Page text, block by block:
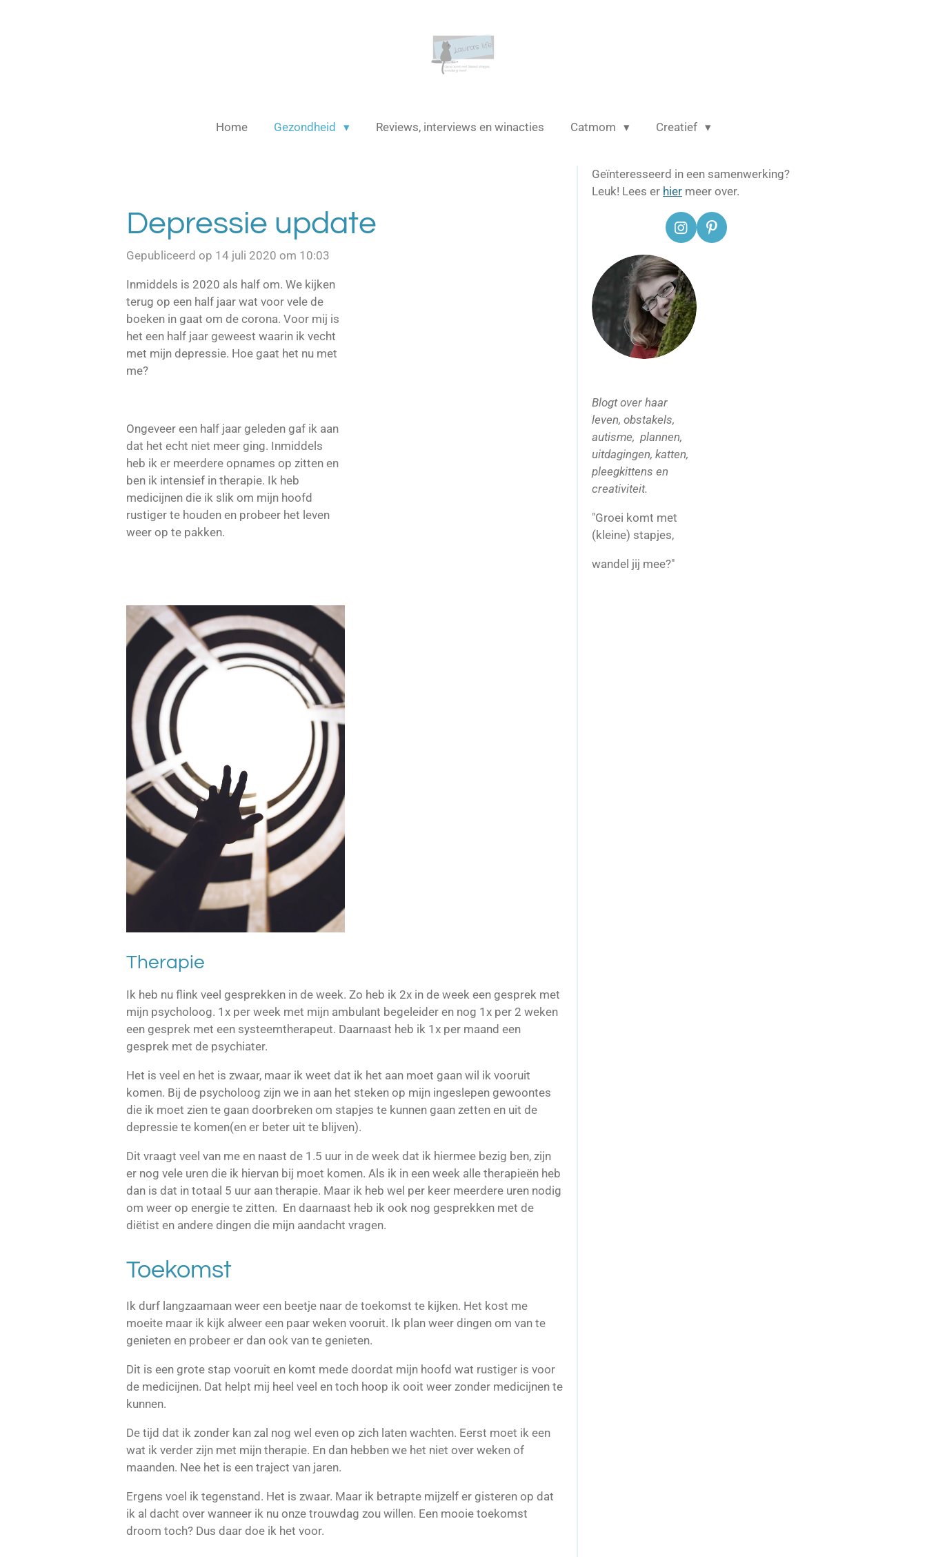
Home Gezondheid Reviews, interviews en winacties Catmom Creatief
Depressie update
Gepubliceerd op 14 juli 2020 om 10:03
Inmiddels is 2020 als half om. We kijken
terug op een half jaar wat voor vele de
boeken in gaat om de corona. Voor mij is
het een half jaar geweest waarin ik vecht
met mijn depressie. Hoe gaat het nu met
me?
Ongeveer een half jaar geleden gaf ik aan
dat het echt niet meer ging. Inmiddels
heb ik er meerdere opnames op zitten en
ben ik intensief in therapie. Ik heb
medicijnen die ik slik om mijn hoofd
rustiger te houden en probeer het leven
weer op te pakken.
Therapie
Ik heb nu flink veel gesprekken in de week. Zo heb ik 2x in de week een gesprek met
mijn psycholoog. 1x per week met mijn ambulant begeleider en nog 1x per 2 weken
een gesprek met een systeemtherapeut. Daarnaast heb ik 1x per maand een
gesprek met de psychiater.
Het is veel en het is zwaar, maar ik weet dat ik het aan moet gaan wil ik vooruit
komen. Bij de psycholoog zijn we in aan het steken op mijn ingeslepen gewoontes
die ik moet zien te gaan doorbreken om stapjes te kunnen gaan zetten en uit de
depressie te komen(en er beter uit te blijven).
Dit vraagt veel van me en naast de 1.5 uur in de week dat ik hiermee bezig ben, zijn
er nog vele uren die ik hiervan bij moet komen. Als ik in een week alle therapieën heb
dan is dat in totaal 5 uur aan therapie. Maar ik heb wel per keer meerdere uren nodig
om weer op energie te zitten. En daarnaast heb ik ook nog gesprekken met de
diëtist en andere dingen die mijn aandacht vragen.
Toekomst
Ik durf langzaamaan weer een beetje naar de toekomst te kijken. Het kost me
moeite maar ik kijk alweer een paar weken vooruit. Ik plan weer dingen om van te
genieten en probeer er dan ook van te genieten.
Dit is een grote stap vooruit en komt mede doordat mijn hoofd wat rustiger is voor
de medicijnen. Dat helpt mij heel veel en toch hoop ik ooit weer zonder medicijnen te
kunnen.
De tijd dat ik zonder kan zal nog wel even op zich laten wachten. Eerst moet ik een
wat ik verder zijn met mijn therapie. En dan hebben we het niet over weken of
maanden. Nee het is een traject van jaren.
Ergens voel ik tegenstand. Het is zwaar. Maar ik betrapte mijzelf er gisteren op dat
ik al dacht over wanneer ik nu onze trouwdag zou willen. Een mooie toekomst
droom toch? Dus daar doe ik het voor.
Geïnteresseerd in een samenwerking?
Leuk! Lees er hier meer over.
I
n
t
a
g
r
a
m
P
i
Blogt over haar
leven, obstakels,
autisme, plannen,
uitdagingen, katten,
pleegkittens en
creativiteit.
"Groei komt met
(kleine) stapjes,
wandel jij mee?"